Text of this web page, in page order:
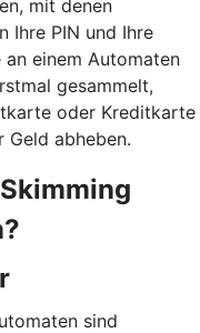
mit denen
Ihre PIN und Ihre
einem Automaten
gesammelt,
oder Kreditkarte
Geld abheben.
sind